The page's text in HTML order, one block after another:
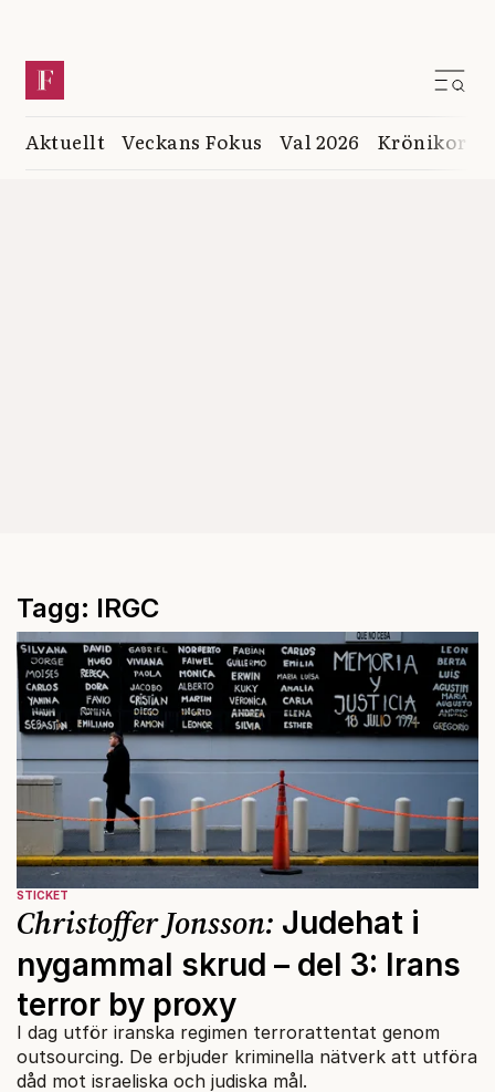
Aktuellt Veckans Fokus Val 2026 Krönikor
Tagg: IRGC
STICKET
Christoffer Jonsson: Judehat i
nygammal skrud – del 3: Irans
terror by proxy
I dag utför iranska regimen terrorattentat genom
outsourcing. De erbjuder kriminella nätverk att utföra
dåd mot israeliska och judiska mål.